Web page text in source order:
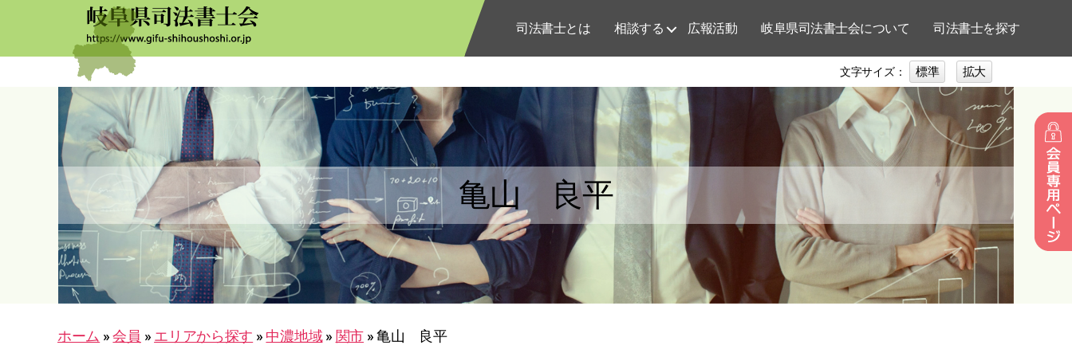
岐
阜
司
法
書
士
会
司法書士とは 相談する 広報活動 岐阜県司法書士会について 司法書士を探す
文字サイズ： 標準 拡大
亀山 良平
ホーム » 会員 » エリアから探す » 中濃地域 » 関市 »亀山 良平